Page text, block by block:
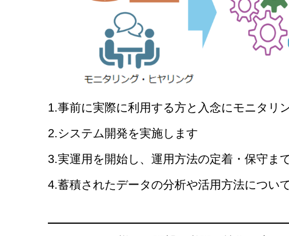
1.事前に実際に利用する方と入念にモニタリ
2.システム開発を実施します
3.実運用を開始し、運用方法の定着・保守ま
4.蓄積されたデータの分析や活用方法につい